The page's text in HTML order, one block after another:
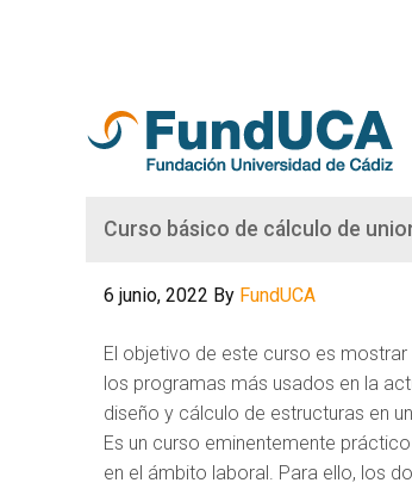
Curso básico de cálculo de
6 junio, 2022 By FundUCA
El objetivo de este curso es
los programas más usados en la
diseño y cálculo de estructuras en
Es un curso eminentemente
en el ámbito laboral. Para ello, los